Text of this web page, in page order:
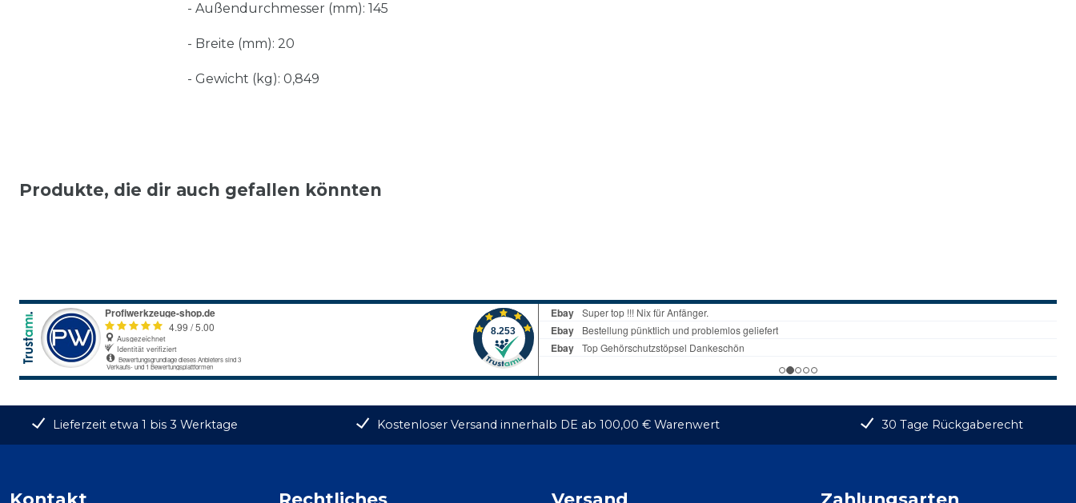
- Außendurchmesser (mm): 145
- Breite (mm): 20
- Gewicht (kg): 0,849
Produkte, die dir auch gefallen könnten
Lieferzeit etwa 1 bis 3 Werktage Kostenloser Versand innerhalb DE ab 100,00 € Warenwert 30 Tage Rückgaberecht